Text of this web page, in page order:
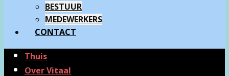
BESTUUR
MEDEWERKERS
CONTACT
Thuis
Over Vitaal